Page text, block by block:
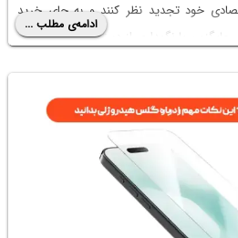
خود تجدید نظر کنند و به جای خرید
جایگزین یا نگهداری از دستگاه‌های فعلی خود
ادامه‌ی مطلب ...